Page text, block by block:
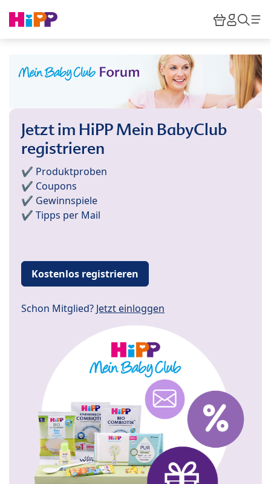
HiPP
Jetzt im HiPP Mein BabyClub
registrieren
✔️ Produktproben
✔️ Coupons
✔️ Gewinnspiele
✔️ Tipps per Mail
Kostenlos registrieren
Schon Mitglied? Jetzt einloggen